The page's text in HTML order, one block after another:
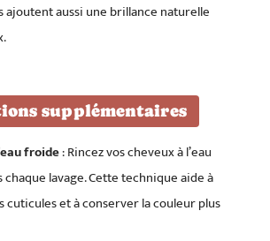
ajoutent aussi une brillance naturelle
supplémentaires
froide: Rincez vos cheveux à l’eau
lavage. Cette technique aide à
cuticules et à conserver la couleur plus